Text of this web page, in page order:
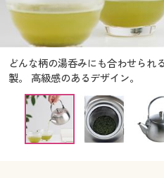
大きいサイズ メンズ
大きいサイズ 事務・制服
カタログ
カタログ・チラシからのご
デジタルカタログ
カタログ無料プレゼント
大きいサイズ 事務・制服
カタログ・チラシからのご
カタログ無料プレゼント
会員メニュー
どんな柄の湯呑みにも合わせられ
製。 高級感のあるデザイン。